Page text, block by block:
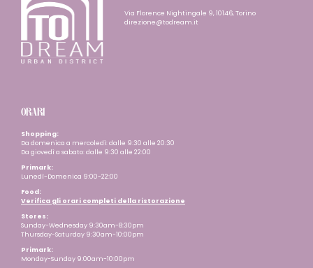
Via Florence Nightingale 9, 10146, Torino
direzione@todream.it
ORARI
Shopping:
Da domenica a mercoledì: dalle 9:30 alle 20:30
Da giovedì a sabato: dalle 9:30 alle 22:00
Primark:
Lunedì-Domenica 9:00-22:00
Food:
Verifica gli orari completi della ristorazione
Stores:
Sunday-Wednesday 9:30am-8:30pm
Thursday-Saturday 9:30am-10:00pm
Primark:
Monday-Sunday 9:00am-10:00pm